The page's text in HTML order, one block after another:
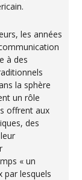
les années
à des
la sphère
un rôle
offrent aux
des
« un
par lesquels